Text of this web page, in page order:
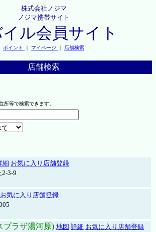
株式会社ノジマ
ノジマ携帯サイト
ル会員サイト
ポイント ｜ マイページ ｜ 店舗検索
店舗検索
所等で検索できます。
細 お気に入り店舗登録
3-9
お気に入り店舗登録
プラザ湯河原) 地図 詳細 お気に入り店舗登録